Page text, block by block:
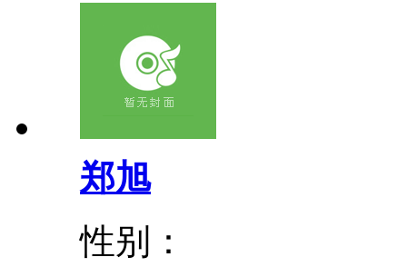
郑旭
性别：